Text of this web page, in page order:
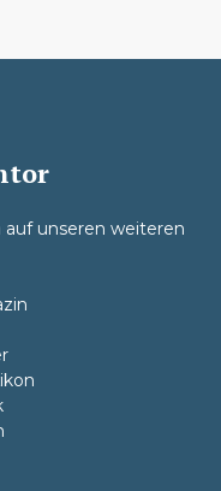
unseren weiteren